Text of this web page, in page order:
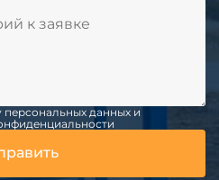
данных и